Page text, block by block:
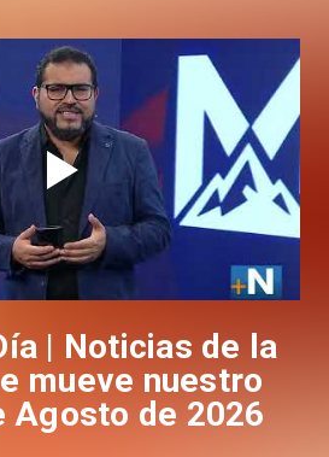
| Noticias de la
mueve nuestro
Agosto de 2026